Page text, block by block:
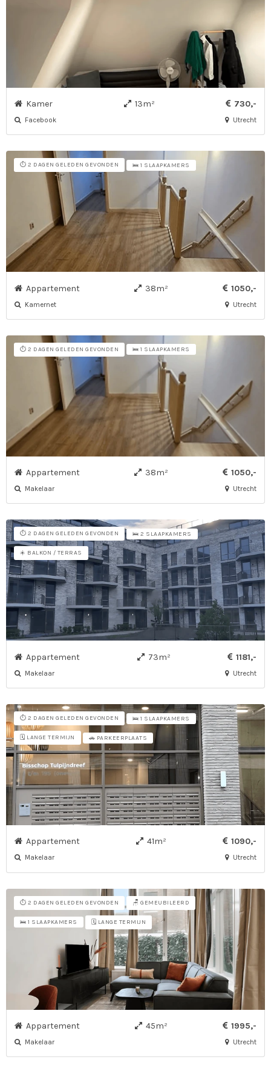
Kamer 13m² 730,-
Facebook Utrecht
⏱️ 2 DAGEN GELEDEN GEVONDEN 🛌 1 SLAAPKAMERS
Appartement 38m² 1050,-
Kamernet Utrecht
⏱️ 2 DAGEN GELEDEN GEVONDEN 🛌 1 SLAAPKAMERS
Appartement 38m² 1050,-
Makelaar Utrecht
⏱️ 2 DAGEN GELEDEN GEVONDEN 🛌 2 SLAAPKAMERS
☀️ BALKON / TERRAS
Appartement 73m² 1181,-
Makelaar Utrecht
⏱️ 2 DAGEN GELEDEN GEVONDEN 🛌 1 SLAAPKAMERS
🗓️ LANGE TERMIJN 🚗 PARKEERPLAATS
Appartement 41m² 1090,-
Makelaar Utrecht
⏱️ 2 DAGEN GELEDEN GEVONDEN 🪑 GEMEUBILEERD
🛌 1 SLAAPKAMERS 🗓️ LANGE TERMIJN
Appartement 45m² 1995,-
Makelaar Utrecht